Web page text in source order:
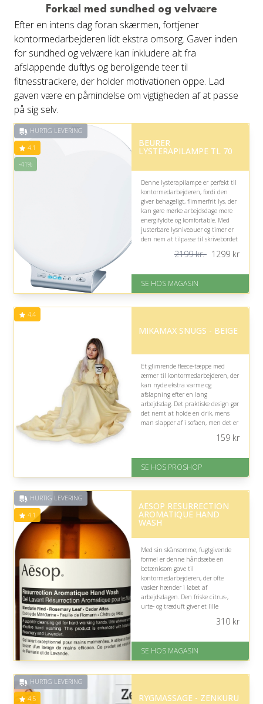
Forkæl med sundhed og velvære
Efter en intens dag foran skærmen, fortjener
kontormedarbejderen lidt ekstra omsorg. Gaver inden
for sundhed og velvære kan inkludere alt fra
afslappende duftlys og beroligende teer til
fitnesstrackere, der holder motivationen oppe. Lad
gaven være en påmindelse om vigtigheden af at passe
på sig selv.
HURTIG LEVERING
4.1
-41%
BEURER
LYSTERAPILAMPE TL 70
Denne lysterapilampe er perfekt til
kontormedarbejderen, fordi den
giver behageligt, flimmerfrit lys, der
kan gøre mørke arbejdsdage mere
energifyldte og komfortable. Med
justerbare lysniveauer og timer er
den nem at tilpasse til skrivebordet
God Trustpilot rating på 4.1 ud
Nedsat: 41% (Normalpris: 2199
2199 kr. 1299kr
SE HOS MAGASIN
4.4
MIKAMAX SNUGS - BEIGE
Et glimrende fleece-tæppe med
ærmer til kontormedarbejderen, der
kan nyde ekstra varme og
afslapning efter en lang
arbejdsdag. Det praktiske design gør
det nemt at holde en drik, mens
man slapper af i sofaen, men det er
På lager
Levering: 2-12 hverdage
på 4.4 ud af 5
159kr
SE HOS PROSHOP
HURTIG LEVERING
4.1
AESOP RESURRECTION
AROMATIQUE HAND
WASH
Med sin skånsomme, fugtgivende
formel er denne håndsæbe en
betænksom gave til
kontormedarbejderen, der ofte
vasker hænder i løbet af
arbejdsdagen. Den friske citrus-,
urte- og træduft giver et lille
mindre oplagt, hvis personen
På lager
Levering: 1-3 dage
God Trustpilot rating på 4.1 ud
310kr
SE HOS MAGASIN
HURTIG LEVERING
4.5 RYGMASSAGE - ZENKURU